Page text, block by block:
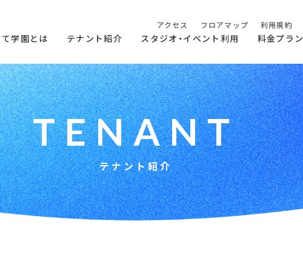
アクセス フロアマップ 利用規約
学園とは テナント紹介 スタジオ・イベント利用 料金プラン
TENANT
テナント紹介